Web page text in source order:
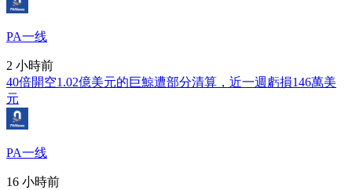
PA一线
2 小時前
40倍開空1.02億美元的巨鯨遭部分清算，近一週虧損146萬美
元
PA一线
16 小時前